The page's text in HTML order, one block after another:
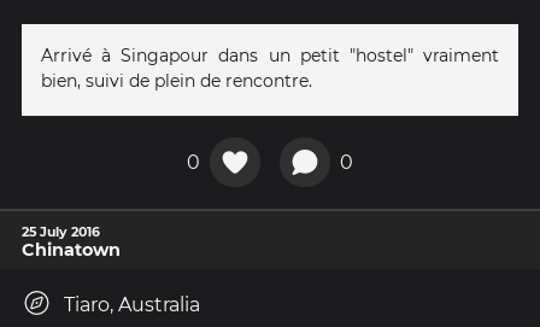
Arrivé à Singapour dans un petit "hostel" vraiment
bien, suivi de plein de rencontre.
0 0
25 July 2016
Chinatown
Tiaro, Australia